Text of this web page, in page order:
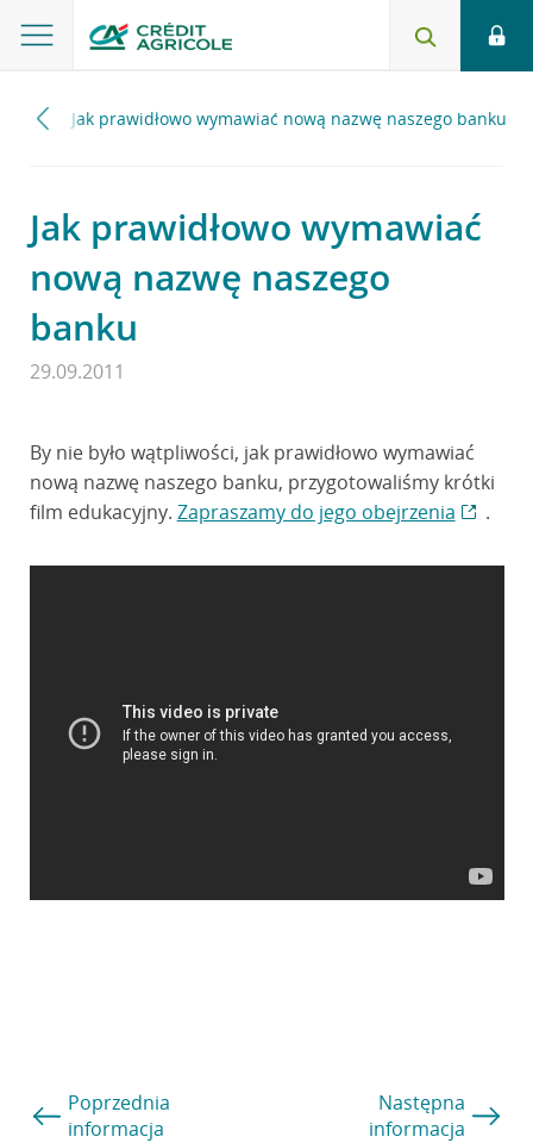
Jak prawidłowo wymawiać nową nazwę naszego banku
Jak prawidłowo wymawiać
nową nazwę naszego
banku
29.09.2011
By nie było wątpliwości, jak prawidłowo wymawiać
nową nazwę naszego banku, przygotowaliśmy krótki
film edukacyjny. Zapraszamy do jego obejrzenia .
Poprzednia
informacja
Następna
informacja